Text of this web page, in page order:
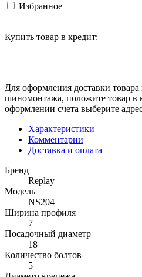
Избранное
Купить товар в кредит:
Для оформления доставки
шиномонтажа, положите товар в
оформлении счета выберите
Характеристики
Комментарии
Доставка и оплата
Бренд
Replay
Модель
NS204
Ширина профиля
7
Посадочный диаметр
18
Количество болтов
5